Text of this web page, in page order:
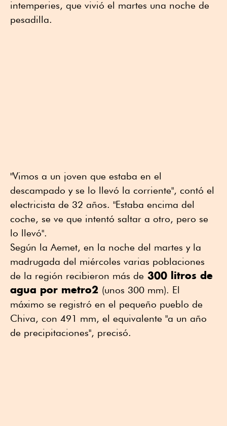
intemperies, que vivió el martes una noche de
pesadilla.
"Vimos a un joven que estaba en el
descampado y se lo llevó la corriente", contó el
electricista de 32 años. "Estaba encima del
coche, se ve que intentó saltar a otro, pero se
lo llevó".
Según la Aemet, en la noche del martes y la
madrugada del miércoles varias poblaciones
de la región recibieron más de 300 litros de
agua por metro2 (unos 300 mm). El
máximo se registró en el pequeño pueblo de
Chiva, con 491 mm, el equivalente "a un año
de precipitaciones", precisó.